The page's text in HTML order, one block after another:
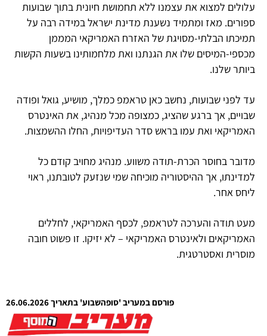
עלולים למצוא את עצמנו ללא תחמושת חיונית בתוך שבועות
ספורים. מאז ומתמיד נשענת מדינת ישראל במידה רבה על
תמיכתו הבלתי-מסויגת של האזרח האמריקאי המממן
מכספי-המיסים שלו את הגנתנו ואת מלחמותינו בשעות הקשות
ביותר שלנו.
עד לפני שבועות, נחשב כאן טראמפ כמלך, מושיע, גואל ופודה
שבויים, אך ברגע שהציג, כמצופה מכל מנהיג, את האינטרס
האמריקאי ואת עמו בראש סדר העדיפויות, החלו ההשמצות.
מדובר בחוסר הכרת-תודה משווע. מנהיג מחויב קודם כל
למדינתו, אך ההיסטוריה מוכיחה שמי שנזעק לטובתנו, ראוי
ליחס אחר.
מעט תודה והערכה לטראמפ, לכסף האמריקאי, לחללים
האמריקאים ולאינטרס האמריקאי – לא יזיקו. זו פשוט חובה
מוסרית ואסטרטגית.
פורסם במעריב 'סופהשבוע' בתאריך 26.06.2026